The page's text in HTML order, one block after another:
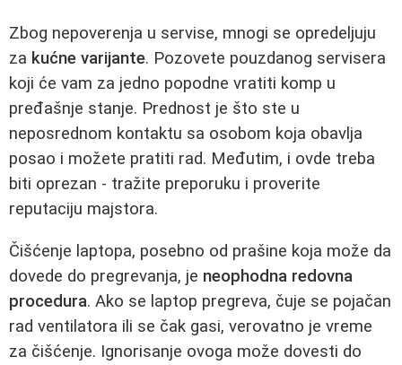
Zbog nepoverenja u servise, mnogi se opredeljuju
za kućne varijante. Pozovete pouzdanog servisera
koji će vam za jedno popodne vratiti komp u
pređašnje stanje. Prednost je što ste u
neposrednom kontaktu sa osobom koja obavlja
posao i možete pratiti rad. Međutim, i ovde treba
biti oprezan - tražite preporuku i proverite
reputaciju majstora.
Čišćenje laptopa, posebno od prašine koja može da
dovede do pregrevanja, je neophodna redovna
procedura. Ako se laptop pregreva, čuje se pojačan
rad ventilatora ili se čak gasi, verovatno je vreme
za čišćenje. Ignorisanje ovoga može dovesti do